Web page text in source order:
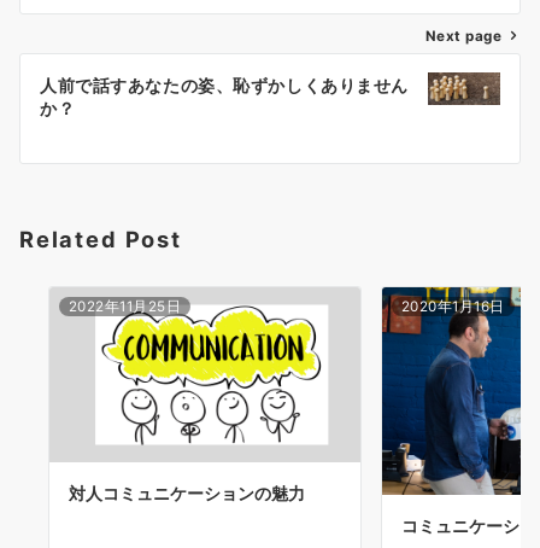
ン
Next page
人前で話すあなたの姿、恥ずかしくありません
か？
Related Post
2022年11月25日
対人コミュニケーションの魅力
2020年1月16日
コミュニケーシ